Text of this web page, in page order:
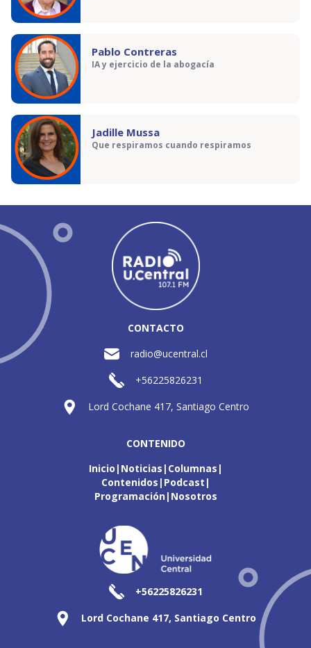
Pablo Contreras
IA y ejercicio de la abogacía
Jadille Mussa
Que respiramos cuando respiramos
CONTACTO
radio@ucentral.cl
+56225826231
Lord Cochane 417, Santiago Centro
CONTENIDO
Inicio Noticias Columnas
Contenidos Podcast
Programación Nosotros
+56225826231
Lord Cochane 417, Santiago Centro